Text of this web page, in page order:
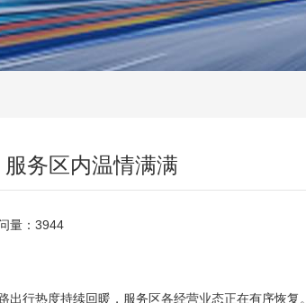
服务区内温情满满
量： 3944
行热度持续回暖，服务区各经营业态正在有序恢复。